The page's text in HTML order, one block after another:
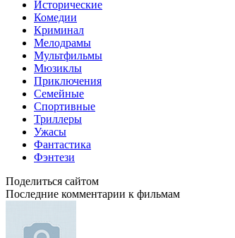
Исторические
Комедии
Криминал
Мелодрамы
Мультфильмы
Мюзиклы
Приключения
Семейные
Спортивные
Триллеры
Ужасы
Фантастика
Фэнтези
Поделиться сайтом
Последние комментарии к фильмам